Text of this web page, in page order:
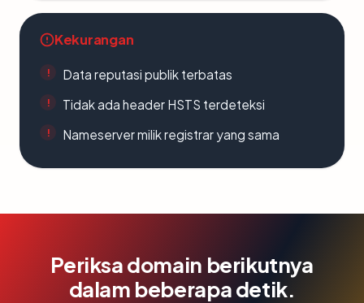
Kekurangan
Data reputasi publik terbatas
Tidak ada header HSTS terdeteksi
Nameserver milik registrar yang sama
Periksa domain berikutnya
dalam beberapa detik.